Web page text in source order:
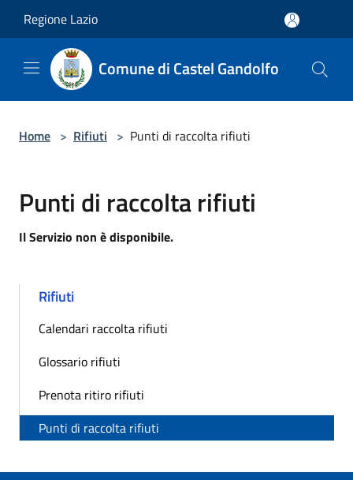
Regione Lazio
Comune di Castel Gandolfo
Home > Rifiuti > Punti di raccolta rifiuti
Punti di raccolta rifiuti
Il Servizio non è disponibile.
Rifiuti
Calendari raccolta rifiuti
Glossario rifiuti
Prenota ritiro rifiuti
Punti di raccolta rifiuti